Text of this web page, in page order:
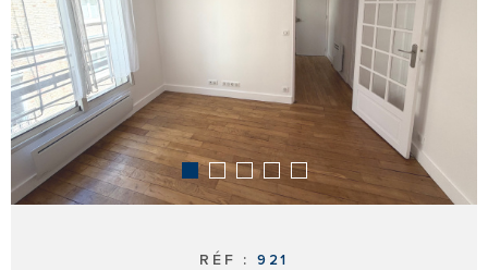
ALERTE E-
L'AGENCE
CONTACT
RÉF : 921